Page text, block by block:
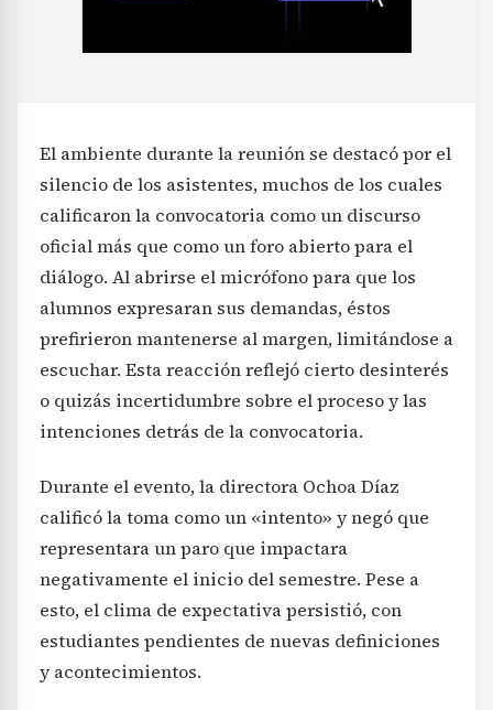
El ambiente durante la reunión se destacó por el
silencio de los asistentes, muchos de los cuales
calificaron la convocatoria como un discurso
oficial más que como un foro abierto para el
diálogo. Al abrirse el micrófono para que los
alumnos expresaran sus demandas, éstos
prefirieron mantenerse al margen, limitándose a
escuchar. Esta reacción reflejó cierto desinterés
o quizás incertidumbre sobre el proceso y las
intenciones detrás de la convocatoria.
Durante el evento, la directora Ochoa Díaz
calificó la toma como un «intento» y negó que
representara un paro que impactara
negativamente el inicio del semestre. Pese a
esto, el clima de expectativa persistió, con
estudiantes pendientes de nuevas definiciones
y acontecimientos.